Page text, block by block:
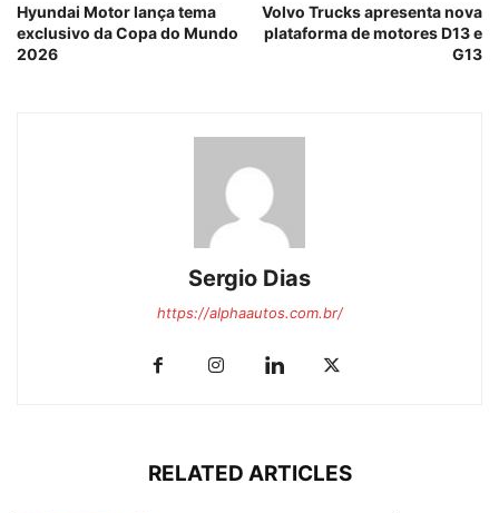
Hyundai Motor lança tema
exclusivo da Copa do Mundo
2026
Volvo Trucks apresenta nova
plataforma de motores D13 e
G13
Sergio Dias
https://alphaautos.com.br/
RELATED ARTICLES